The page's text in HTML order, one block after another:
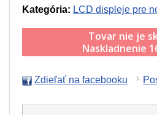
Kategória: LCD displeje pre
Tovar nie je
Naskladnenie
Zdieľať na facebooku